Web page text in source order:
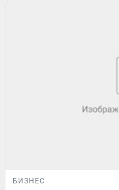
БИЗНЕС